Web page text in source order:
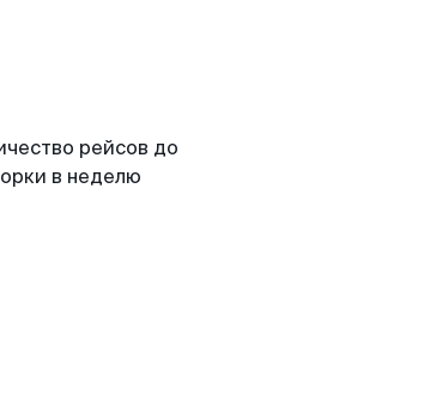
рейсов до
в неделю